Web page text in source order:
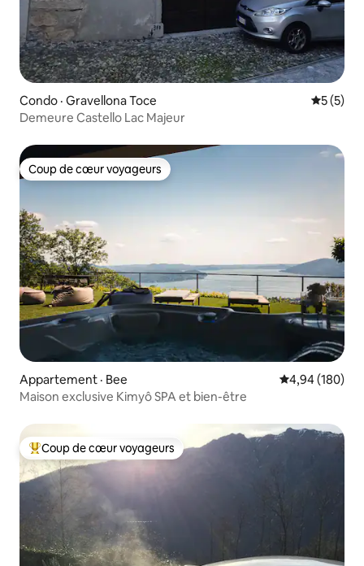
Condo · Gravellona Toce Note
5 (5)
Demeure Castello Lac Majeur
Coup de cœur voyageurs
Coup de cœur voyageurs
Appartement · Bee Note
4,94 (180)
Maison exclusive Kimyô SPA et bien-être
Coup de cœur voyageurs parmi les plus aimés
Coup de cœur voyageurs